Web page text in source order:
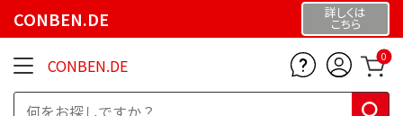
CONBEN.DE 詳しくは
こちら
CONBEN.DE 0